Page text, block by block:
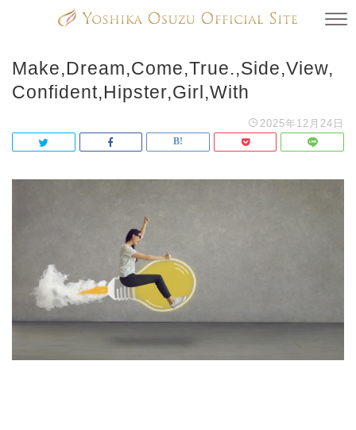
Make,Dream,Come,True.,Side,View,
Confident,Hipster,Girl,With
2025年12月24日